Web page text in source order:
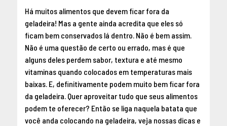
OUTUBRO 2015
SETEMBRO 2015
AGOSTO 2015
JULHO 2015
JUNHO 2015
MARÇO 2015
FEVEREIRO 2015
JANEIRO 2015
Há muitos alimentos que devem ficar fora da
geladeira! Mas a gente ainda acredita que eles só
ficam bem conservados lá dentro. Não é bem assim.
Não é uma questão de certo ou errado, mas é que
alguns deles perdem sabor, textura e até mesmo
vitaminas quando colocados em temperaturas mais
baixas. E, definitivamente podem muito bem ficar fora
da geladeira. Quer aproveitar tudo que seus alimentos
podem te oferecer? Então se liga naquela batata que
você anda colocando na geladeira, veja nossas dicas e